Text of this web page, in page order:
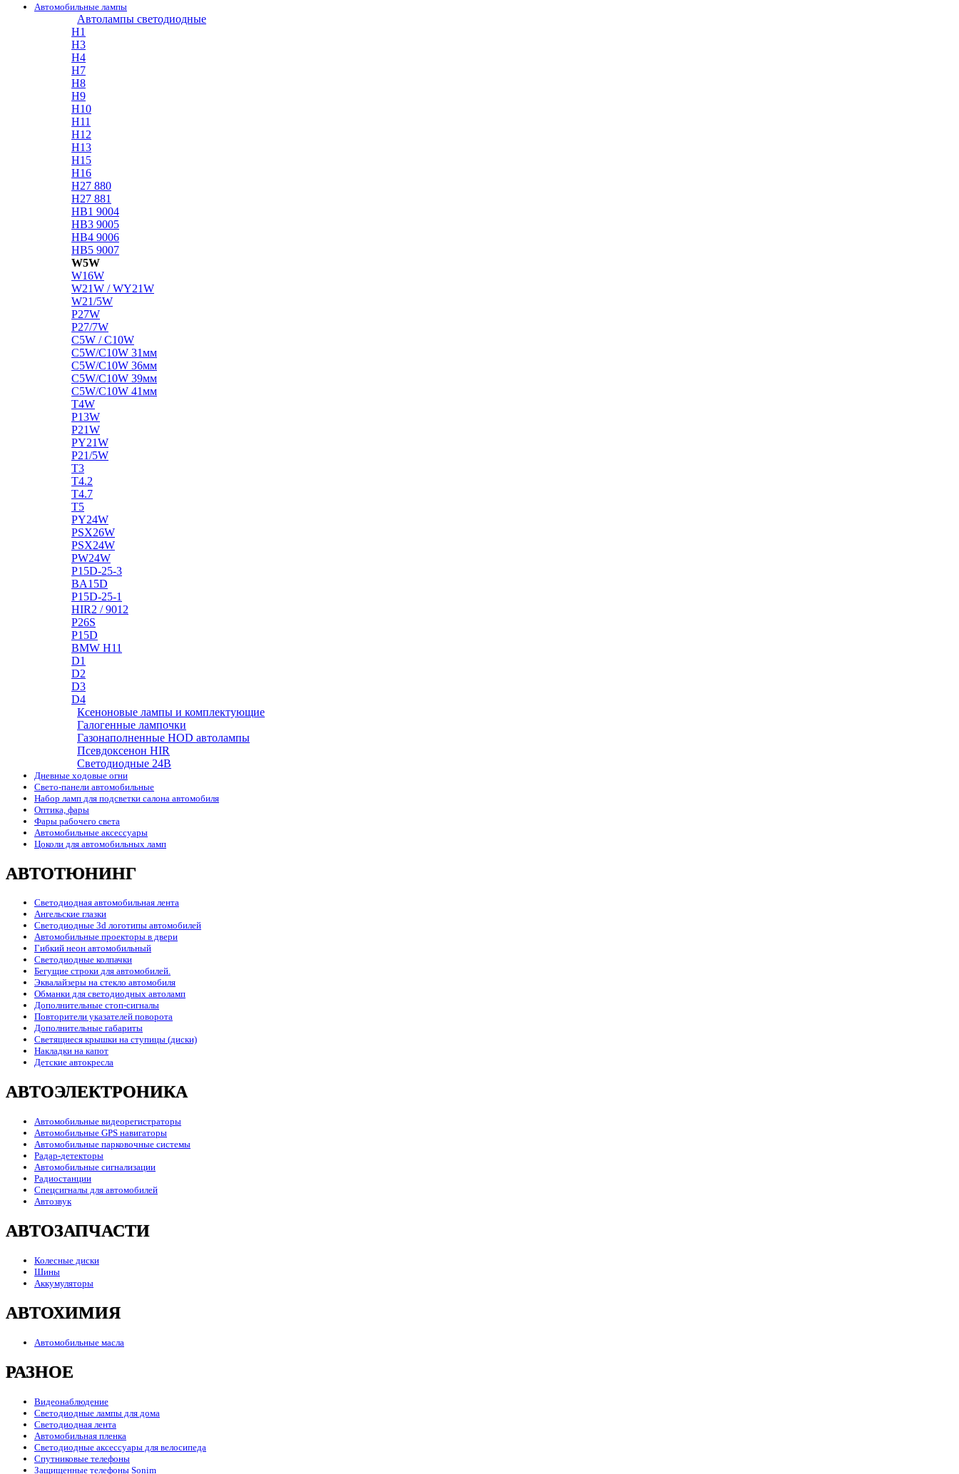
Автомобильные лампы
Автолампы светодиодные
H1
H3
H4
H7
H8
H9
H10
H11
H12
H13
H15
H16
H27 880
H27 881
HB1 9004
HB3 9005
HB4 9006
HB5 9007
W5W
W16W
W21W / WY21W
W21/5W
P27W
P27/7W
C5W / C10W
C5W/C10W 31мм
C5W/C10W 36мм
C5W/C10W 39мм
C5W/C10W 41мм
T4W
P13W
P21W
PY21W
P21/5W
T3
T4.2
T4.7
T5
PY24W
PSX26W
PSX24W
PW24W
P15D-25-3
BA15D
P15D-25-1
HIR2 / 9012
P26S
P15D
BMW H11
D1
D2
D3
D4
Ксеноновые лампы и комплектующие
Галогенные лампочки
Газонаполненные HOD автолампы
Псевдоксенон HIR
Cветодиодные 24B
Дневные ходовые огни
Свето-панели автомобильные
Набор ламп для подсветки салона автомобиля
Оптика, фары
Фары рабочего света
Автомобильные аксессуары
Цоколи для автомобильных ламп
АВТОТЮНИНГ
Светодиодная автомобильная лента
Ангельские глазки
Светодиодные 3d логотипы автомобилей
Автомобильные проекторы в двери
Гибкий неон автомобильный
Светодиодные колпачки
Бегущие строки для автомобилей.
Эквалайзеры на стекло автомобиля
Обманки для светодиодных автоламп
Дополнительные стоп-сигналы
Повторители указателей поворота
Дополнительные габариты
Светящиеся крышки на ступицы (диски)
Накладки на капот
Детские автокресла
АВТОЭЛЕКТРОНИКА
Автомобильные видеорегистраторы
Автомобильные GPS навигаторы
Автомобильные парковочные системы
Радар-детекторы
Автомобильные сигнализации
Радиостанции
Спецсигналы для автомобилей
Автозвук
АВТОЗАПЧАСТИ
Колесные диски
Шины
Аккумуляторы
АВТОХИМИЯ
Автомобильные масла
РАЗНОЕ
Видеонаблюдение
Светодиодные лампы для дома
Светодиодная лента
Автомобильная пленка
Светодиодные аксессуары для велосипеда
Спутниковые телефоны
Защищенные телефоны Sonim